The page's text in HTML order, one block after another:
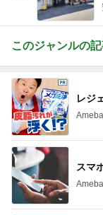
このジャンルの
レジ
スマ